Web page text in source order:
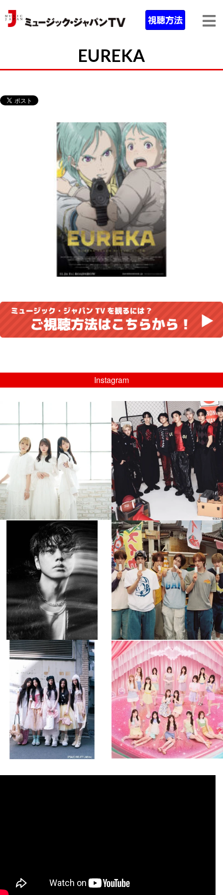
EUREKA
Instagram
...
8月 4
4 0
musicjapantv
💡08/05(水)23:00特番放送！
...
8月 4
4 0
musicjapantv
💡8月特番放送決定！
...
8月 4
510 0
musicjapantv
💡8月特番放送決定！
...
8月 4
6 0
musicjapantv
💡8月特番放送決定！
8月 4
2 0
musicjapantv
💡8月特番放送決定！
...
8月 4
2 0